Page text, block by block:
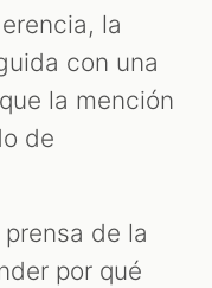
la
con una
la mención
de
de la
por qué